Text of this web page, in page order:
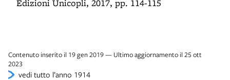
Edizioni Unicopli, 2017, pp. 114-115
Contenuto inserito il 19 gen 2019 — Ultimo aggiornamento il 25 ott
2023
vedi tutto l’anno 1914